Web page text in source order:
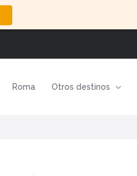
Roma Otros destinos